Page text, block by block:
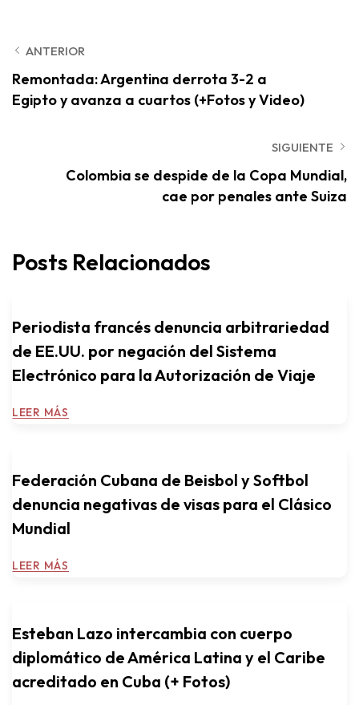
ANTERIOR
Remontada: Argentina derrota 3-2 a
Egipto y avanza a cuartos (+Fotos y Video)
SIGUIENTE
Colombia se despide de la Copa Mundial,
cae por penales ante Suiza
Posts Relacionados
Periodista francés denuncia arbitrariedad
de EE.UU. por negación del Sistema
Electrónico para la Autorización de Viaje
LEER MÁS
Federación Cubana de Beisbol y Softbol
denuncia negativas de visas para el Clásico
Mundial
LEER MÁS
Esteban Lazo intercambia con cuerpo
diplomático de América Latina y el Caribe
acreditado en Cuba (+ Fotos)